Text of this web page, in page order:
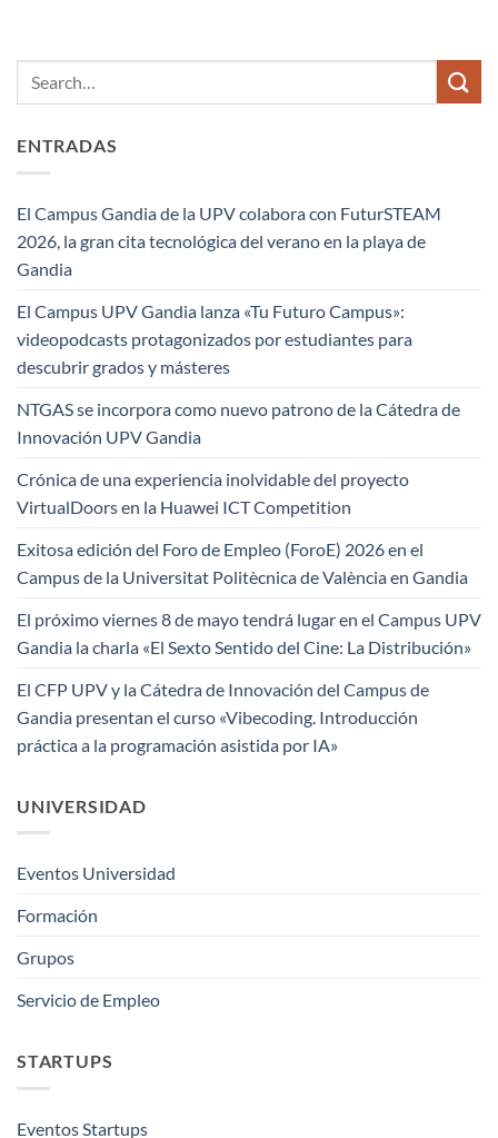
ENTRADAS
El Campus Gandia de la UPV colabora con FuturSTEAM
2026, la gran cita tecnológica del verano en la playa de
Gandia
El Campus UPV Gandia lanza «Tu Futuro Campus»:
videopodcasts protagonizados por estudiantes para
descubrir grados y másteres
NTGAS se incorpora como nuevo patrono de la Cátedra de
Innovación UPV Gandia
Crónica de una experiencia inolvidable del proyecto
VirtualDoors en la Huawei ICT Competition
Exitosa edición del Foro de Empleo (ForoE) 2026 en el
Campus de la Universitat Politècnica de València en Gandia
El próximo viernes 8 de mayo tendrá lugar en el Campus UPV
Gandia la charla «El Sexto Sentido del Cine: La Distribución»
El CFP UPV y la Cátedra de Innovación del Campus de
Gandia presentan el curso «Vibecoding. Introducción
práctica a la programación asistida por IA»
UNIVERSIDAD
Eventos Universidad
Formación
Grupos
Servicio de Empleo
STARTUPS
Eventos Startups